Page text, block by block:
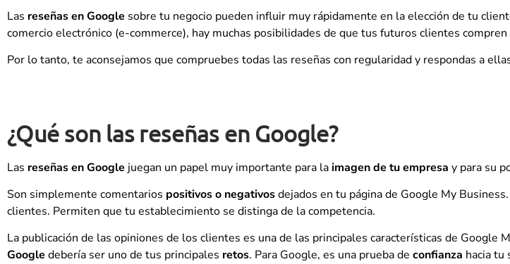
Las reseñas en Google sobre tu negocio pueden influir muy rápidamente en la elección de tu
comercio electrónico (e-commerce), hay muchas posibilidades de que tus futuros clientes
Por lo tanto, te aconsejamos que compruebes todas las reseñas con regularidad y respondas a
¿Qué son las reseñas en Google?
Las reseñas en Google juegan un papel muy importante para laimagen de tu empresa y para su
Son simplemente comentarios positivos o negativosdejados en tu página de Google My
clientes. Permiten que tu establecimiento se distinga de la competencia.
La publicación de las opiniones de los clientes es una de las principales características de Google
Google debería ser uno de tus principales retos. Para Google, es una prueba de confianza hacia tu